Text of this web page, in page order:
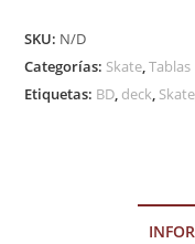
SKU: N/D
Categorías: Skate,Tablas
Etiquetas: BD, deck, Skate